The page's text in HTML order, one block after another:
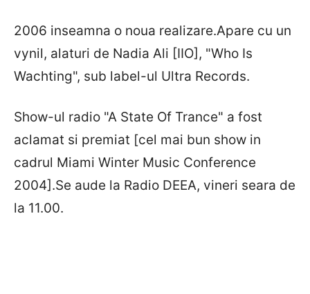
2006 inseamna o noua realizare.Apare cu un
vynil, alaturi de Nadia Ali [IIO], "Who Is
Wachting", sub label-ul Ultra Records.
Show-ul radio "A State Of Trance" a fost
aclamat si premiat [cel mai bun show in
cadrul Miami Winter Music Conference
2004].Se aude la Radio DEEA, vineri seara de
la 11.00.